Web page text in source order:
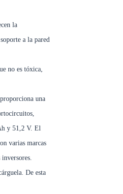
la
a la pared
no es tóxica,
una
y 51,2 V. El
varias marcas
De esta